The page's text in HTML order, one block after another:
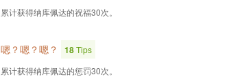
累计获得纳库佩达的祝福30次。
嗯？嗯？嗯？ 18Tips
累计获得纳库佩达的惩罚30次。